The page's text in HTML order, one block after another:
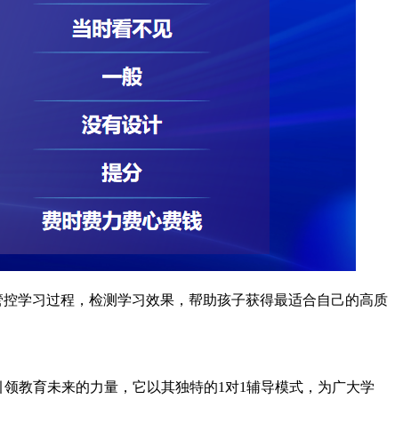
学习过程，检测学习效果，帮助孩子获得最适合自己的高质
教育未来的力量，它以其独特的1对1辅导模式，为广大学